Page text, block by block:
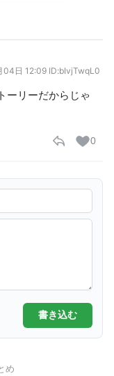
04日 12:09 ID:bIvjTwqL0
ーリーだからじゃ
0
書き込む
め